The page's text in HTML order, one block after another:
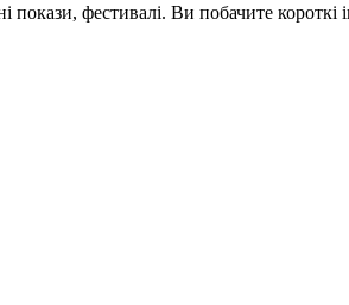
покази, фестивалі. Ви побачите